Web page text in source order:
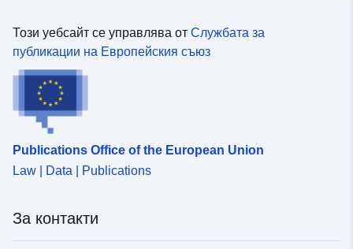
Този уебсайт се управлява от Службата за
публикации на Европейския съюз
Publications Office of the European Union
Law | Data | Publications
За контакти